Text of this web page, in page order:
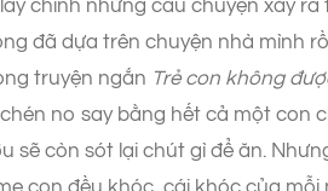
chính những câu chuyện xảy
đã dựa trên chuyện nhà mình
truyện ngắn Trẻ con không
no say bằng hết cả một con
sẽ còn sót lại chút gì để ăn.